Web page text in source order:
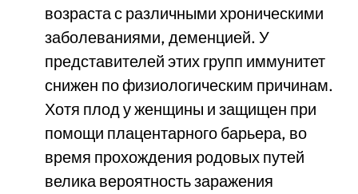
возраста с различными хроническими
заболеваниями, деменцией. У
представителей этих групп иммунитет
снижен по физиологическим причинам.
Хотя плод у женщины и защищен при
помощи плацентарного барьера, во
время прохождения родовых путей
велика вероятность заражения